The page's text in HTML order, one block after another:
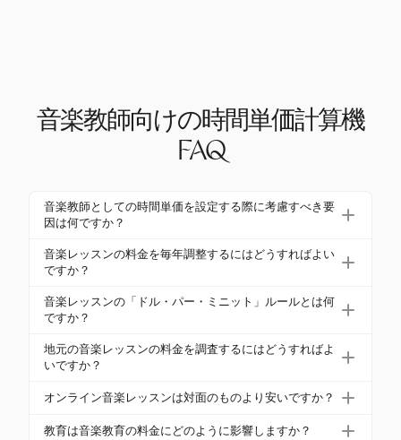
音楽教師向けの時間単価計算機
FAQ
音楽教師としての時間単価を設定する際に考慮すべき要
因は何ですか？
経験、教育、場所、地元の競争を考慮してくださ
い。経験豊富な教師は最大40%高く請求でき、場所
博士号も高い料金を正当化します。
音楽レッスンの料金を毎年調整するにはどうすればよい
ですか？
ほとんどの音楽教師は、インフレに対応し、経験の
増加を反映させるために、毎年3-5%の料金を引き上
わせて柔軟に料金を管理できるため、これらの調整
をサポートします。
音楽レッスンの「ドル・パー・ミニット」ルールとは何
ですか？
「ドル・パー・ミニット」ルールは、レッスン時間
の1分あたり$1を請求することを示唆しており、30
す。これは経験豊富な教師にとって一般的な基準で
す。
地元の音楽レッスンの料金を調査するにはどうすればよ
いですか？
類似の経験と提供内容を持つ地元の音楽教師を調査
より、料金が競争力を持ちつつサービスを過小評価
オンライン音楽レッスンは対面のものより安いですか？
オンラインレッスンは若干安く、通常$35から$70の
教育は音楽教育の料金にどのように影響しますか？